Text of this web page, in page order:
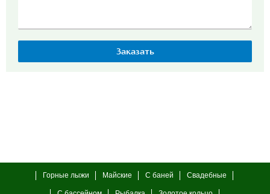
Горные лыжи Майские С баней Свадебные